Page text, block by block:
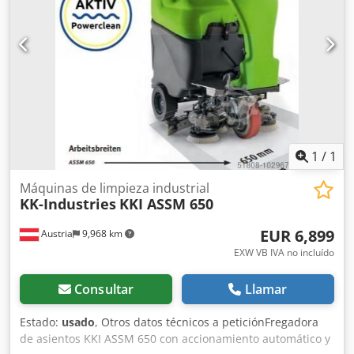
aspiración680 mmVPE1 Dimensiones y pesosLongitud1165
mmAncho/Profundidad541 mmAltura995 mmPeso 61,5
kgCepillosDiámetro del cepillo510 mmPresión27,5
kgVelocidad160 min¯¹Conexión eléctricaPotencia total870
WPFuente de alimentaciónBatería 24 V Duración de la
batería240 minTiempo de carga de la batería12 hFuente
de alimentación24 VTanque(s)Agua dulce40 lAgua sucia42 l
1 / 1
Austria 9,968 km
Máquinas de limpieza industrial
KK-Industries KKI ASSM 650
EUR 6,899
EXW VB IVA no incluído
Consultar Llamar
Estado: usado, Otros datos técnicos a peticiónFregadora
de asientos KKI ASSM 650 con accionamiento automático y